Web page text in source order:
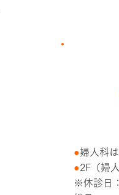
●婦人科
●2F（婦
※休診日